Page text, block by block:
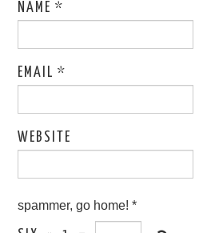
NAME*
EMAIL*
WEBSITE
spammer, go home! *